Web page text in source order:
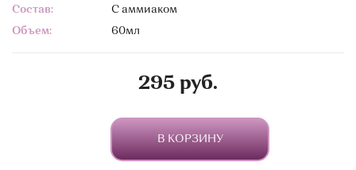
Состав:
С аммиаком
Объем:
60мл
295 руб.
В КОРЗИНУ